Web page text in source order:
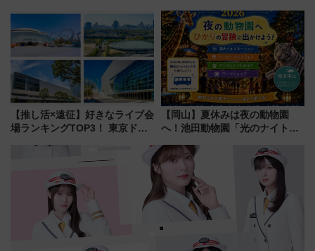
本人確認が11月スタート
【推し活×遠征】好きなライブ会
場ランキングTOP3！ 東京ドー
【岡山】夏休みは夜の動物園
へ！池田動物園「光のナイトズ
な夜